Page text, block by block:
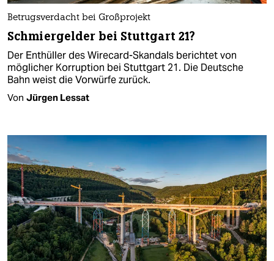
Betrugsverdacht bei Großprojekt
Schmiergelder bei Stuttgart 21?
Der Enthüller des Wirecard-Skandals berichtet von
möglicher Korruption bei Stuttgart 21. Die Deutsche
Bahn weist die Vorwürfe zurück.
Von Jürgen Lessat